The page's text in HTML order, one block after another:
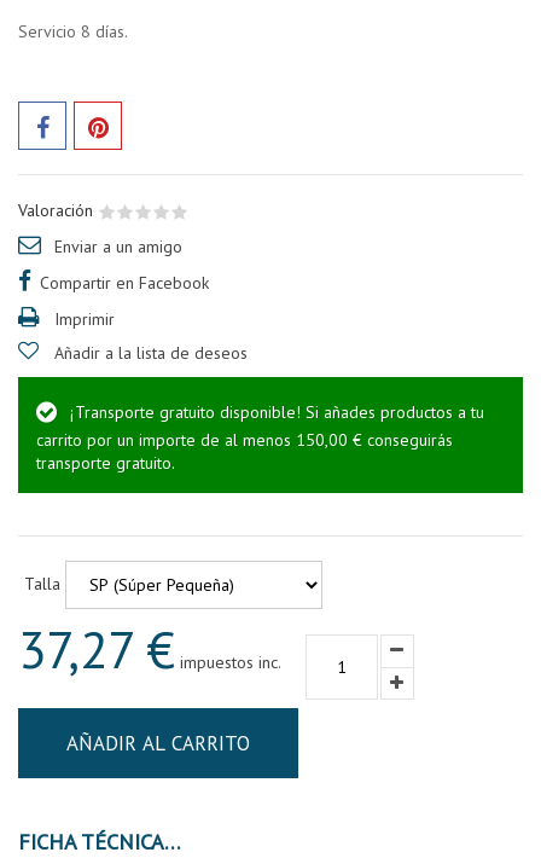
Servicio 8 días.
Valoración
Enviar a un amigo
Compartir en Facebook
Imprimir
Añadir a la lista de deseos
¡Transporte gratuito disponible! Si añades productos a tu
carrito por un importe de al menos 150,00 € conseguirás
transporte gratuito.
Talla
37,27 € impuestos inc.
AÑADIR AL CARRITO
FICHA TÉCNICA